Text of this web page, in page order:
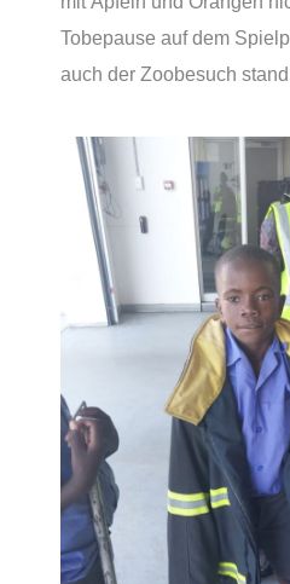
Tobepause auf dem
auch der Zoobesuch